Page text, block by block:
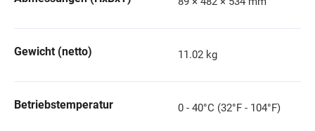
Gewicht (netto) 11.02 kg
Betriebstemperatur 0 - 40°C (32°F - 104°F)